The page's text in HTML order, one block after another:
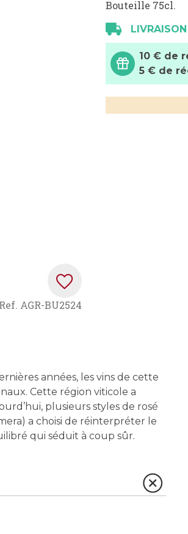
Ref. AGR-BU2524
Bouteille 75cl.
10 € de
5 € de
années, les vins de cette
Cette région viticole a
plusieurs styles de rosé
a choisi de réinterpréter le
qui séduit à coup sûr.